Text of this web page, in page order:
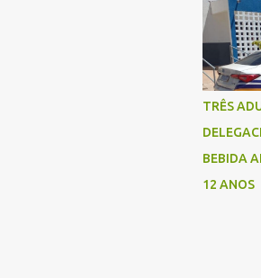
TRÊS
BEBIDA
12 ANOS